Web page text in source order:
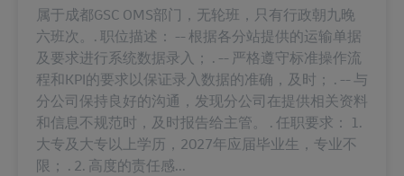
属于成都GSC OMS部门，无轮班，只有行政朝九晚
六班次。. 职位描述： -- 根据各分站提供的运输单据
及要求进行系统数据录入； . -- 严格遵守标准操作流
程和KPI的要求以保证录入数据的准确，及时； . -- 与
分公司保持良好的沟通，发现分公司在提供相关资料
和信息不规范时，及时报告给主管。 . 任职要求： 1.
大专及大专以上学历，2027年应届毕业生，专业不
限； . 2. 高度的责任感...